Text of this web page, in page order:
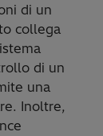
di un
collega
di un
una
Inoltre,